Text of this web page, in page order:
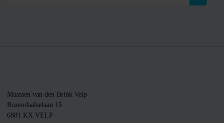
Maassen van den Brink Velp
Rozendaalselaan 15
6881 KX VELP